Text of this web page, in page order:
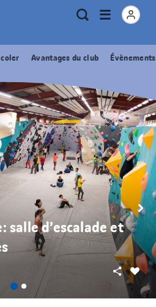
Métanavigation
RechercheOuvrir
Avantages du club
salle d’escalade et
Partager